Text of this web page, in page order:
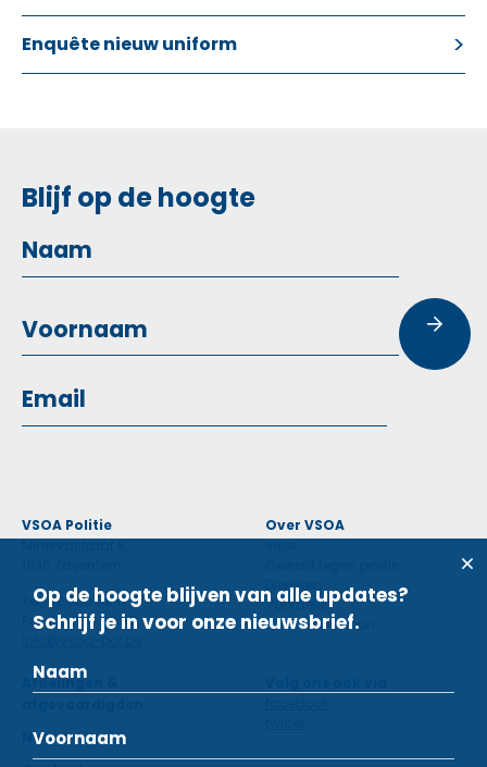
Enquête nieuw uniform
Blijf op de hoogte
VSOA Politie
Tel: 02 660 59 11
Fax: 02 660 50 97
info@vsoa-pol.be
Over VSOA
Diensten
Voordelen
Contactpersoon
Afdelingen &
Nieuws
Op de hoogte blijven van alle updates?
Schrijf je in voor onze nieuwsbrief.